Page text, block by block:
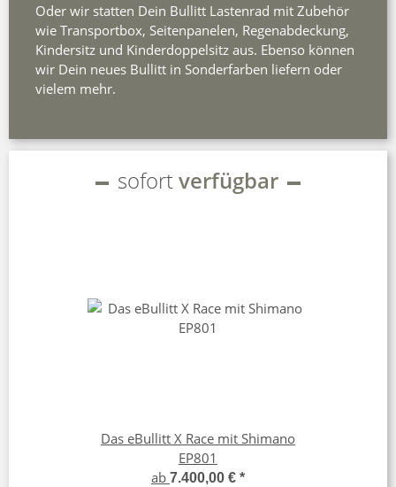
Oder wir statten Dein Bullitt Lastenrad mit Zubehör
wie Transportbox, Seitenpanelen, Regenabdeckung,
Kindersitz und Kinderdoppelsitz aus. Ebenso können
wir Dein neues Bullitt in Sonderfarben liefern oder
vielem mehr.
sofortverfügbar
Das eBullitt X Race mit Shimano
EP801
ab 7.400,00 € *